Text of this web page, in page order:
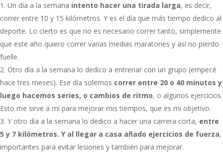
Un día a la semana intento hacer una tirada larga, es decir,
correr entre 10 y 15 kilómetros. Y es el día que más tiempo dedico al
deporte. Lo cierto es que no es necesario correr tanto, simplemente
que este año quiero correr varias medias maratones y así no pierdo
fuelle.
Otro día a la semana lo dedico a entrenar con un grupo (empecé
hace tres meses). Ese día solemos correr entre 20 o 40 minutos y
luego hacemos series, o cambios de ritmo, o algunos ejercicios.
Esto me sirve a mí para mejorar mis tiempos, que es mi objetivo.
Y otro día a la semana lo dedico a hacer una carrera corta, entre
5 y 7 kilómetros. Y al llegar a casa añado ejercicios de fuerza,
importantes para evitar lesiones y también para mejorar.